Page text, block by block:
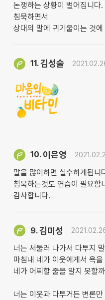
논쟁하는 상황이 벌어집니다
침묵하면서
상대의 말에 귀기울이는 것
11.김성술
10. 이은영
말을 많이하면 실수하게됩니
침묵하는것도 연습이 필요합
감사합니다.
9.김미성
너는 서둘러 나가서 다투지
마침내 네가 이웃에게서 욕을
네가 어찌할 줄을 알지 못할
너는 이웃과 다투거든 변론만